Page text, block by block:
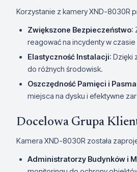
Korzystanie z kamery XND-8030R
Zwiększone Bezpieczeństwo:
reagować na incydenty w
Elastyczność Instalacji: Dzięki
do różnych środowisk.
Oszczędność Pamięci i Pasma
miejsca na dysku i efektywne
Docelowa Grupa
Kamera XND-8030R została
Administratorzy Budynków i